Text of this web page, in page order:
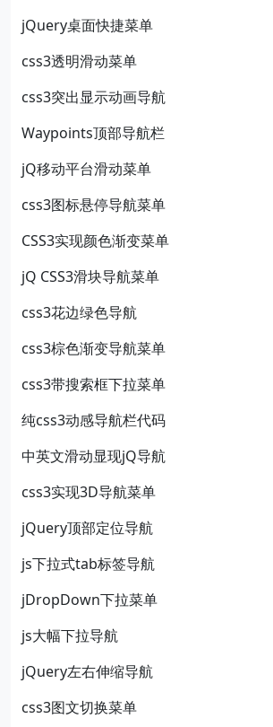
jQuery桌面快捷菜单
css3透明滑动菜单
css3突出显示动画导航
Waypoints顶部导航栏
jQ移动平台滑动菜单
css3图标悬停导航菜单
CSS3实现颜色渐变菜单
jQ CSS3滑块导航菜单
css3花边绿色导航
css3棕色渐变导航菜单
css3带搜索框下拉菜单
纯css3动感导航栏代码
中英文滑动显现jQ导航
css3实现3D导航菜单
jQuery顶部定位导航
js下拉式tab标签导航
jDropDown下拉菜单
js大幅下拉导航
jQuery左右伸缩导航
css3图文切换菜单